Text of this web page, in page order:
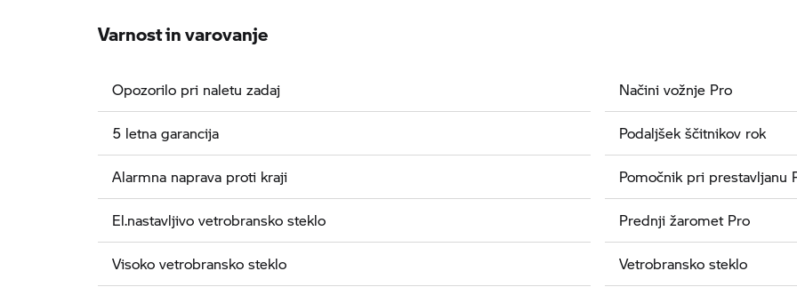
Varnost in varovanje
Opozorilo pri naletu zadaj
5 letna garancija
Alarmna naprava proti kraji
El.nastavljivo vetrobransko steklo
Visoko vetrobransko steklo
Načini vožnje Pro
Podaljšek ščitnikov rok
Pomočnik pri prestavljanu
Prednji žaromet Pro
Vetrobransko steklo